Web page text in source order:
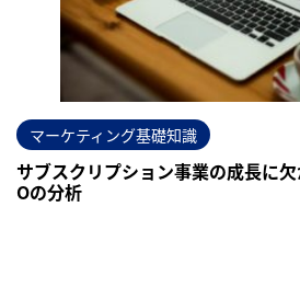
マーケティング基礎知識
サブスクリプション事業の成長に
Oの分析